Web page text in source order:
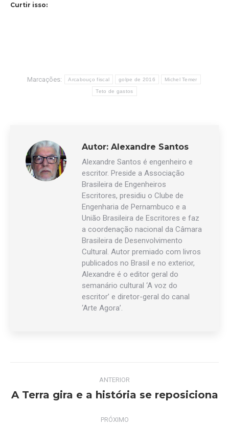
Curtir isso:
Marcações: Arcabouço fiscal golpe de 2016 Michel Temer
Teto de gastos
Autor: Alexandre Santos
Alexandre Santos é engenheiro e
escritor. Preside a Associação
Brasileira de Engenheiros
Escritores, presidiu o Clube de
Engenharia de Pernambuco e a
União Brasileira de Escritores e faz
a coordenação nacional da Câmara
Brasileira de Desenvolvimento
Cultural. Autor premiado com livros
publicados no Brasil e no exterior,
Alexandre é o editor geral do
semanário cultural ‘A voz do
escritor’ e diretor-geral do canal
‘Arte Agora’.
Navegação
de
ANTERIOR
Post
A Terra gira e a história se reposiciona
PRÓXIMO